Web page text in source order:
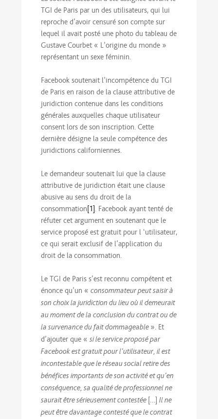
TGI de Paris par un des utilisateurs, qui lui
reproche d’avoir censuré son compte sur
lequel il avait posté une photo du tableau de
Gustave Courbet « L’origine du monde »
représentant un sexe féminin.
Facebook soutenait l’incompétence du TGI
de Paris en raison de la clause attributive de
juridiction contenue dans les conditions
générales auxquelles chaque utilisateur
consent lors de son inscription. Cette
dernière désigne la seule compétence des
juridictions californiennes.
Le demandeur soutenait lui que la clause
attributive de juridiction était une clause
abusive au sens du droit de la
consommation[1]. Facebook ayant tenté de
réfuter cet argument en soutenant que le
service proposé est gratuit pour l ‘utilisateur,
ce qui serait exclusif de l’application du
droit de la consommation.
Le TGI de Paris s’est reconnu compétent et
énonce qu’un « consommateur peut saisir à
son choix la juridiction du lieu où il demeurait
au moment de la conclusion du contrat ou de
la survenance du fait dommageable ». Et
d’ajouter que «si le service proposé par
Facebook est gratuit pour l’utilisateur, il est
incontestable que le réseau social retire des
bénéfices importants de son activité et qu’en
conséquence, sa qualité de professionnel ne
saurait être sérieusement contestée […] Il ne
peut être davantage contesté que le contrat